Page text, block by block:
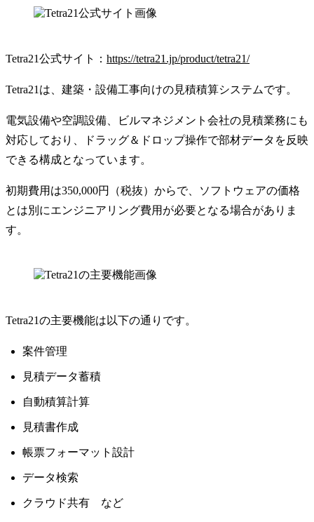
Tetra21公式サイト： https://tetra21.jp/product/tetra21/
Tetra21は、建築・設備工事向けの見積積算システムです。
電気設備や空調設備、ビルマネジメント会社の見積業務にも
対応しており、ドラッグ＆ドロップ操作で部材データを反映
できる構成となっています。
初期費用は350,000円（税抜）からで、ソフトウェアの価格
とは別にエンジニアリング費用が必要となる場合がありま
す。
Tetra21の主要機能は以下の通りです。
案件管理
見積データ蓄積
自動積算計算
見積書作成
帳票フォーマット設計
データ検索
クラウド共有 など